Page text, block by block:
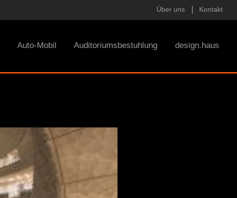
Über uns Kontakt
Auto-Mobil Auditoriumsbestuhlung design.haus